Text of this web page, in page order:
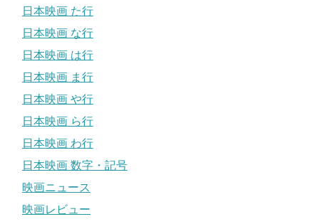
日本映画 た行
日本映画 な行
日本映画 は行
日本映画 ま行
日本映画 や行
日本映画 ら行
日本映画 わ行
日本映画 数字・記号
映画ニュース
映画レビュー